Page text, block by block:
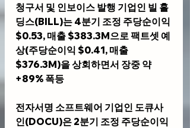
청구서 및 인보이스 발행 기업인 빌 홀
딩스(BILL)는 4분기 조정 주당순이익
$0.53, 매출 $383.3M으로 팩트셋 예
상(주당순이익 $0.41, 매출
$376.3M)을 상회하면서 장중 약
+89% 폭등
전자서명 소프트웨어 기업인 도큐사
인(DOCU)은 2분기 조정 주당순이익